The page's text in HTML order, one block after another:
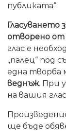
публиката“.
отворено от
глас е
„палец“ под
една творба
веднъж. При
на вашия
ще бъде